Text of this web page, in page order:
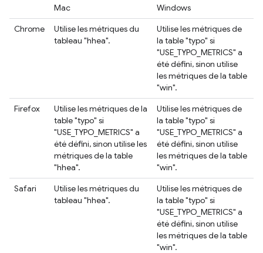
Mac
Windows
Chrome
Utilise les métriques du
tableau "hhea".
Utilise les métriques de
la table "typo" si
"USE_TYPO_METRICS" a
été défini, sinon utilise
les métriques de la table
"win".
Firefox
Utilise les métriques de la
table "typo" si
"USE_TYPO_METRICS" a
été défini, sinon utilise les
métriques de la table
"hhea".
Utilise les métriques de
la table "typo" si
"USE_TYPO_METRICS" a
été défini, sinon utilise
les métriques de la table
"win".
Safari
Utilise les métriques du
tableau "hhea".
Utilise les métriques de
la table "typo" si
"USE_TYPO_METRICS" a
été défini, sinon utilise
les métriques de la table
"win".